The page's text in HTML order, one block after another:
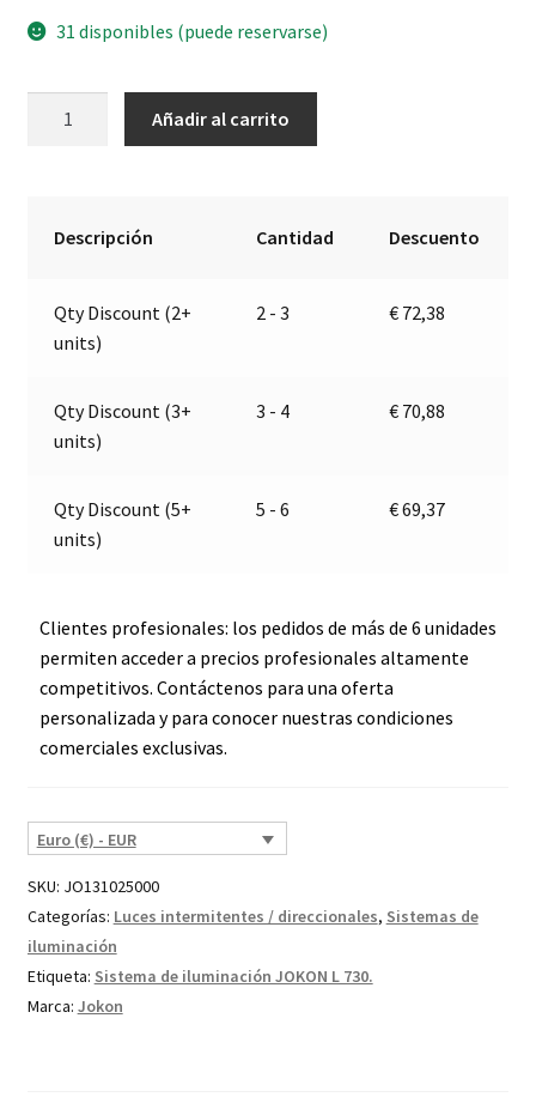
31 disponibles (puede reservarse)
06015
Añadir al carrito
Descripción Cantidad Descuento
Qty Discount (2+
units)
2 - 3 € 72,38
Qty Discount (3+
units)
3 - 4 € 70,88
Qty Discount (5+
units)
5 - 6 €69,37
Clientes profesionales: los pedidos de más de 6 unidades
permiten acceder a precios profesionales altamente
competitivos. Contáctenos para una oferta
personalizada y para conocer nuestras condiciones
comerciales exclusivas.
Euro (€) - EUR
SKU: JO131025000
Categorías: Luces intermitentes / direccionales, Sistemas de
iluminación
Etiqueta: Sistema de iluminación JOKON L 730.
Marca: Jokon